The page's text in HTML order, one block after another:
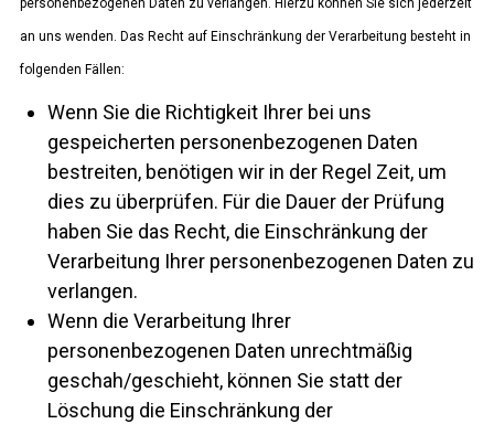
personenbezogenen Daten zu verlangen. Hierzu können Sie sich jederzeit
an uns wenden. Das Recht auf Einschränkung der Verarbeitung besteht in
folgenden Fällen:
Wenn Sie die Richtigkeit Ihrer bei uns
gespeicherten personenbezogenen Daten
bestreiten, benötigen wir in der Regel Zeit, um
dies zu überprüfen. Für die Dauer der Prüfung
haben Sie das Recht, die Einschränkung der
Verarbeitung Ihrer personenbezogenen Daten zu
verlangen.
Wenn die Verarbeitung Ihrer
personenbezogenen Daten unrechtmäßig
geschah/geschieht, können Sie statt der
Löschung die Einschränkung der